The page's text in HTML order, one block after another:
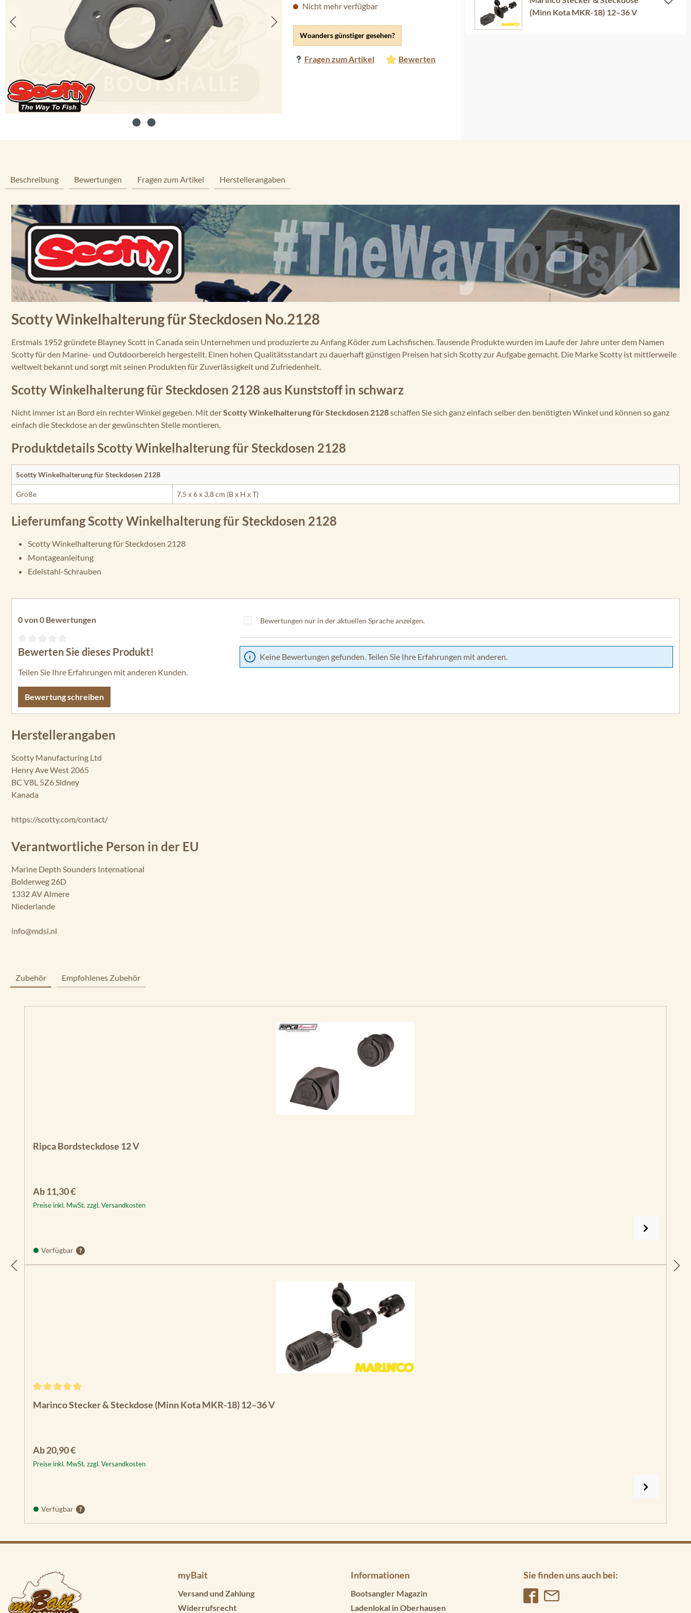
Woanders günstiger gesehen?
Fragen zum Artikel Bewerten
Nicht mehr verfügbar
(Minn Kota MKR-18) 12–36 V
Beschreibung Bewertungen Fragen zum Artikel Herstellerangaben
Scotty Winkelhalterung für Steckdosen No.2128
Erstmals 1952 gründete Blayney Scott in Canada sein Unternehmen und produzierte zu Anfang Köder zum Lachsfischen. Tausende Produkte wurden im Laufe der Jahre unter dem Namen
Scotty für den Marine- und Outdoorbereich hergestellt. Einen hohen Qualitätsstandart zu dauerhaft günstigen Preisen hat sich Scotty zur Aufgabe gemacht. Die Marke Scotty ist mittlerweile
weltweit bekannt und sorgt mit seinen Produkten für Zuverlässigkeit und Zufriedenheit.
Scotty Winkelhalterung für Steckdosen 2128 aus Kunststoff in schwarz
Nicht immer ist an Bord ein rechter Winkel gegeben. Mit derScotty Winkelhalterung für Steckdosen 2128schaffen Sie sich ganz einfach selber den benötigten Winkel und können so ganz
einfach die Steckdose an der gewünschten Stelle montieren.
Produktdetails Scotty Winkelhalterung für Steckdosen 2128
Scotty Winkelhalterung für Steckdosen 2128
Größe 7,5 x 6 x 3,8 cm (B x H x T)
Lieferumfang Scotty Winkelhalterung für Steckdosen 2128
Scotty Winkelhalterung für Steckdosen 2128
Montageanleitung
Edelstahl-Schrauben
0 von 0 Bewertungen
Durchschnittliche Bewertung von 0 von 5 Sternen
Bewerten Sie dieses Produkt!
Teilen Sie Ihre Erfahrungen mit anderen Kunden.
Bewertung schreiben
Bewertungen nur in der aktuellen Sprache anzeigen.
Keine Bewertungen gefunden. Teilen Sie Ihre Erfahrungen mit anderen.
Herstellerangaben
Scotty Manufacturing Ltd
Henry Ave West 2065
BC V8L 5Z6 Sidney
Kanada
https://scotty.com/contact/
Verantwortliche Person in der EU
Marine Depth Sounders International
Bolderweg 26D
1332 AV Almere
Niederlande
info@mdsi.nl
Zubehör Empfohlenes Zubehör
Ripca Bordsteckdose 12 V
Regulärer Preis:
Ab11,30 €
Preise inkl. MwSt. zzgl. Versandkosten
Verfügbar
Durchschnittliche Bewertung von 4.93 von 5 Sternen
Marinco Stecker & Steckdose (Minn Kota MKR-18) 12–36 V
Regulärer Preis:
Ab20,90 €
Preise inkl. MwSt. zzgl. Versandkosten
Verfügbar
myBait
Versand und Zahlung
Widerrufsrecht
Informationen
Bootsangler Magazin
Ladenlokal in Oberhausen
Sie finden uns auch bei: